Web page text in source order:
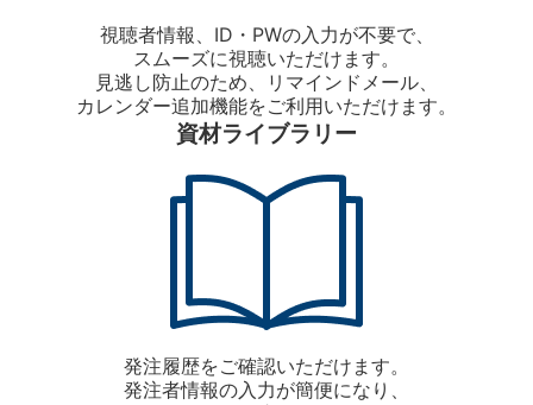
視聴者情報、ID・PWの入力が不要で、
スムーズに視聴いただけます。
見逃し防止のため、リマインドメール、
カレンダー追加機能をご利用いただけます。
資材ライブラリー
発注履歴をご確認いただけます。
発注者情報の入力が簡便になり、